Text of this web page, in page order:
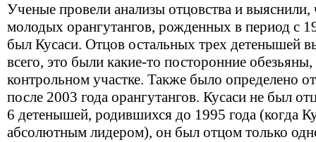
Ученые провели анализы отцовства и
молодых орангутангов, рожденных в период с
был Кусаси. Отцов остальных трех детенышей
всего, это были какие-то посторонние
контрольном участке. Также было определено
после 2003 года орангутангов. Кусаси не был
6 детенышей, родившихся до 1995 года (когда
абсолютным лидером), он был отцом только